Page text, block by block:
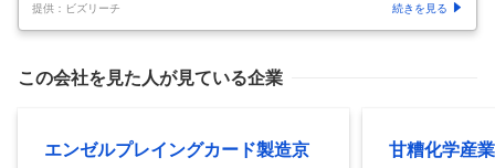
提供：ビズリーチ 続きを見る
この会社を見た人が見ている企業
エンゼルプレイングカード製造京
甘糟化学産